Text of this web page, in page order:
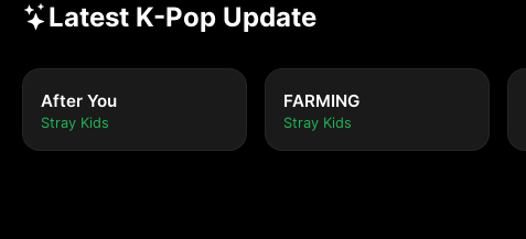
Latest K-Pop Update
After You
Stray Kids
FARMING
Stray Kids